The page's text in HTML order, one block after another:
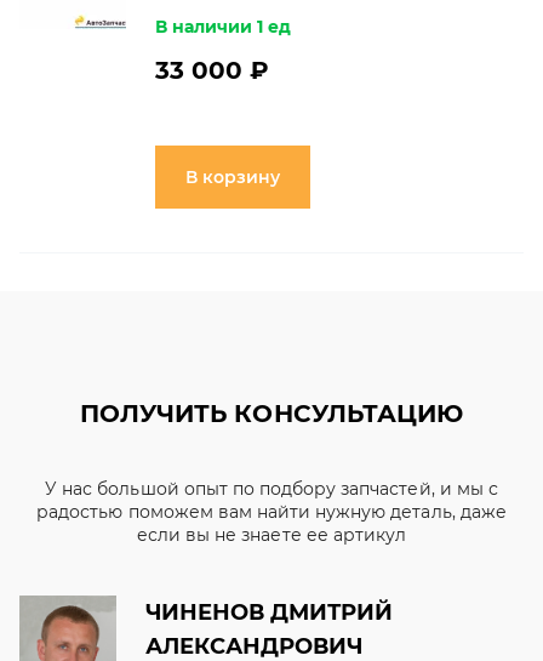
В наличии 1 ед
33 000 ₽
В корзину
ПОЛУЧИТЬ КОНСУЛЬТАЦИЮ
У нас большой опыт по подбору запчастей, и мы с
радостью поможем вам найти нужную деталь, даже
если вы не знаете ее артикул
ЧИНЕНОВ ДМИТРИЙ
АЛЕКСАНДРОВИЧ